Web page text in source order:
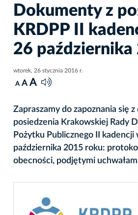
Dokumenty z
KRDPP II
26 października
wtorek, 26 stycznia 2016 r.
A A A
Zapraszamy do zapoznania się
posiedzenia Krakowskiej Rady
Pożytku Publicznego II kadencji
października 2015 roku:
obecności, podjętymi